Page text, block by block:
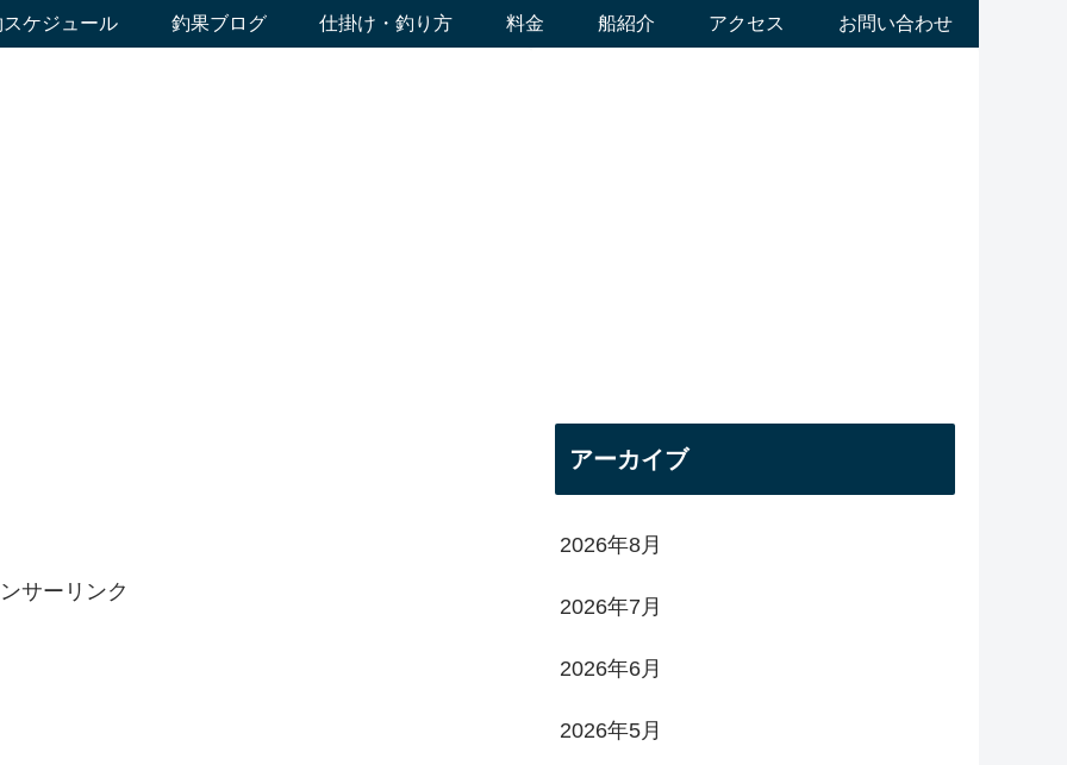
ケジュール 釣果ブログ 仕掛け・釣り方 料金 船紹介 アクセス お問い合わせ
サーリンク
アーカイブ
2026年8月
2026年7月
2026年6月
2026年5月